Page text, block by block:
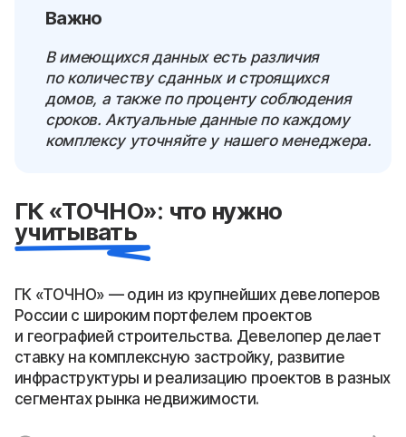
Важно
В имеющихся данных есть различия
по количеству сданных и строящихся
домов, а также по проценту соблюдения
сроков. Актуальные данные по каждому
комплексу уточняйте у нашего менеджера.
ГК «ТОЧНО»: что нужно
учитывать
ГК «ТОЧНО» — один из крупнейших девелоперов
России с широким портфелем проектов
и географией строительства. Девелопер делает
ставку на комплексную застройку, развитие
инфраструктуры и реализацию проектов в разных
сегментах рынка недвижимости.